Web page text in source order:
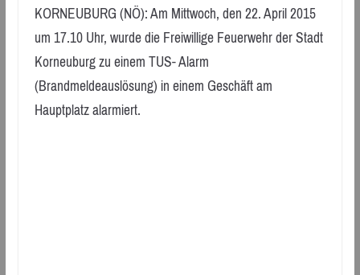
KORNEUBURG (NÖ): Am Mittwoch, den 22. April 2015
um 17.10 Uhr, wurde die Freiwillige Feuerwehr der Stadt
Korneuburg zu einem TUS- Alarm
(Brandmeldeauslösung) in einem Geschäft am
Hauptplatz alarmiert.